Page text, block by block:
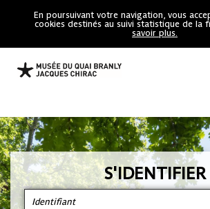
En poursuivant votre navigation, vous
cookies destinés au suivi statistique de la
savoir plus.
S'IDENTIFIER